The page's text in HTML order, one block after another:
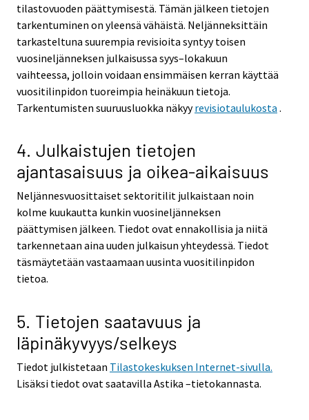
tilastovuoden päättymisestä. Tämän jälkeen tietojen
tarkentuminen on yleensä vähäistä. Neljänneksittäin
tarkasteltuna suurempia revisioita syntyy toisen
vuosineljänneksen julkaisussa syys–lokakuun
vaihteessa, jolloin voidaan ensimmäisen kerran käyttää
vuositilinpidon tuoreimpia heinäkuun tietoja.
Tarkentumisten suuruusluokka näkyyrevisiotaulukosta .
4. Julkaistujen tietojen
ajantasaisuus ja oikea-aikaisuus
Neljännesvuosittaiset sektoritilit julkaistaan noin
kolme kuukautta kunkin vuosineljänneksen
päättymisen jälkeen. Tiedot ovat ennakollisia ja niitä
tarkennetaan aina uuden julkaisun yhteydessä. Tiedot
täsmäytetään vastaamaan uusinta vuositilinpidon
tietoa.
5. Tietojen saatavuus ja
läpinäkyvyys/selkeys
Tiedot julkistetaan Tilastokeskuksen Internet-sivulla.
Lisäksi tiedot ovat saatavilla Astika –tietokannasta.